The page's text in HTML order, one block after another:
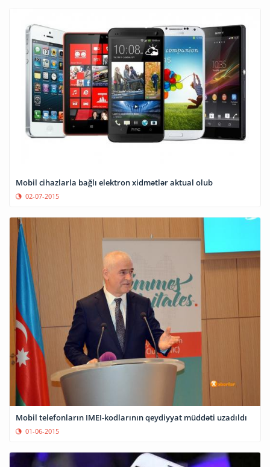
Mobil cihazlarla bağlı elektron xidmətlər aktual olub
02-07-2015
Mobil telefonların IMEI-kodlarının qeydiyyat müddəti uzadıldı
01-06-2015